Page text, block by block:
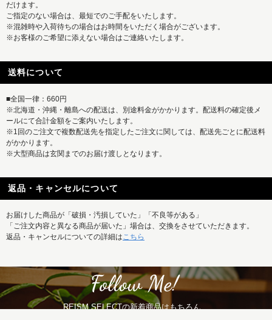
だけます。
ご指定のない場合は、最短でのご手配をいたします。
※混雑時や入荷待ちの場合はお時間をいただく場合がございます。
※お客様のご希望に添えない場合はご連絡いたします。
送料について
■全国一律：660円
※北海道・沖縄・離島への配送は、別途料金がかかります。配送料の確定後メ
ールにて合計金額をご案内いたします。
※1回のご注文で複数配送先を指定したご注文に関しては、配送先ごとに配送料
がかかります。
※大型商品は玄関までのお届け渡しとなります。
返品・キャンセルについて
お届けした商品が「破損・汚損していた」「不良等がある」
「ご注文内容と異なる商品が届いた」場合は、交換をさせていただきます。
返品・キャンセルについての詳細はこちら
REISM SELECTの新着商品はもちろん、